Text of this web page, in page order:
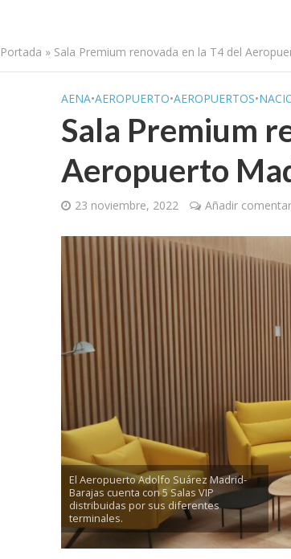
Portada » Sala Premium renovada en la T4 del
AENA•AEROPUERTO•AEROPUERTOS•
Sala Premium
Aeropuerto
23 noviembre, 2022 Añadir
El Aeropuerto Adolfo Suárez Madrid-
Barajas cuenta con 5 Salas VIP
distribuidas por sus diferentes
terminales.